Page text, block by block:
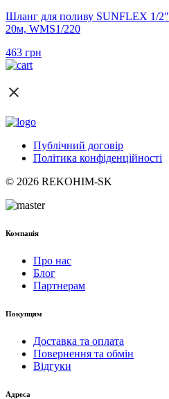
Шланг для поливу SUNFLEX 1/2″
20м, WMS1/220
463 грн
Публічний договір
Політика конфіденційності
© 2026 REKOHIM-SK
Компанія
Про нас
Блог
Партнерам
Покупцям
Доставка та оплата
Повернення та обмін
Відгуки
Адреса